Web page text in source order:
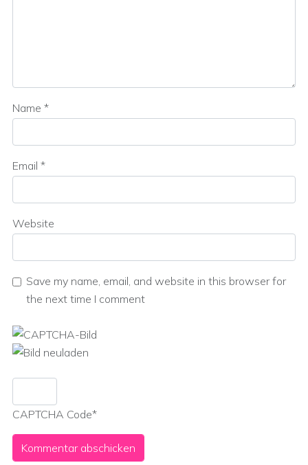
Name *
Email *
Website
Save my name, email, and website in this browser for
the next time I comment
CAPTCHA Code*